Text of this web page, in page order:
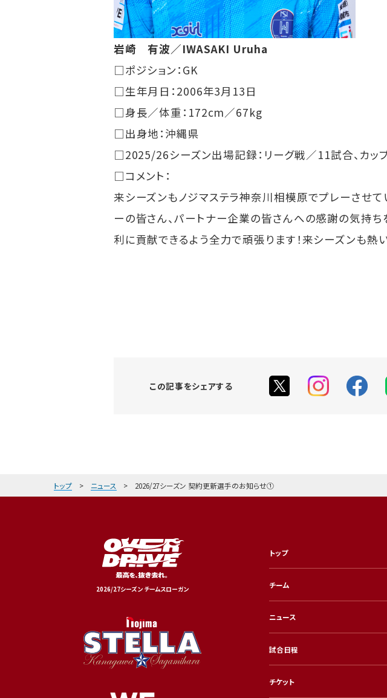
岩崎 有波／IWASAKI Uruha
□ポジション：GK
□生年月日：2006年3月13日
□身長／体重：172cm／67kg
□出身地：沖縄県
□2025/26シーズン出場記録：リーグ戦／11試合、カッ
□コメント：
来シーズンもノジマステラ神奈川相模原でプレーさせて
ーの皆さん、パートナー企業の皆さんへの感謝の気持ち
利に貢献できるよう全力で頑張ります！来シーズンも熱
この記事をシェアする
トップ ニュース 2026/27シーズン 契約更新選手のお知らせ①
2026/27シーズン チームスローガン
トップ
チーム
ニュース
試合日程
チケット